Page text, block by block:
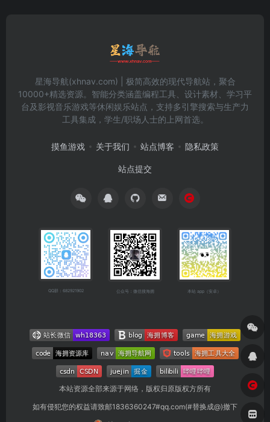
星海导航(xhnav.com) | 极简高效的现代导航站，聚合
10000+精选资源。智能分类涵盖编程工具、设计素材、学习平
台及影视音乐游戏等休闲娱乐站点，支持多引擎搜索与生产力
工具集成，学生/职场人士的上网首选。
摸鱼游戏 关于我们 站点博客 隐私政策
站点提交
QQ群：682921902 公众号：微信搜海拥 本站 app（安卓）
本站资源全部来源于网络，版权归原版权方所有
如有侵犯您的权益请致邮1836360247#qq.com(#替换成@)撤下